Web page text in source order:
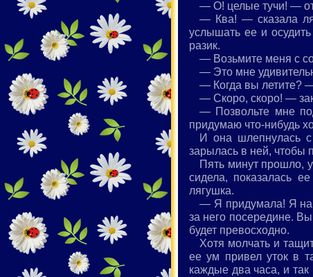
— О! целые тучи! —
— Ква! — сказала
услышать ее и
разик.
— Возьмите меня с
— Это мне
— Когда вы летите?
— Скоро, скоро! —
— Позвольте мне
придумаю что-нибудь
И она шлепнулась
зарылась в ней, чтобы
Пять минут прошло,
сидела, показалась
лягушка.
— Я придумала! Я
за него посередине.
будет превосходно.
Хотя молчать и
ее ум привел уток в
каждые два часа, и так